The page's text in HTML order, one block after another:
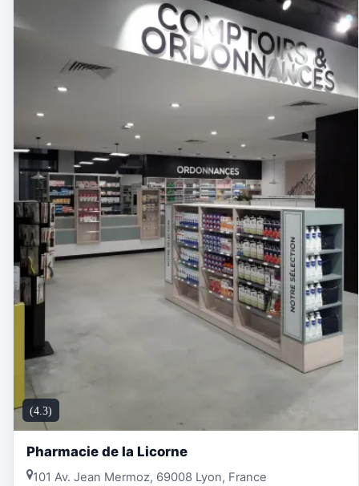
(4.3)
Pharmacie de la Licorne
101 Av. Jean Mermoz, 69008 Lyon, France